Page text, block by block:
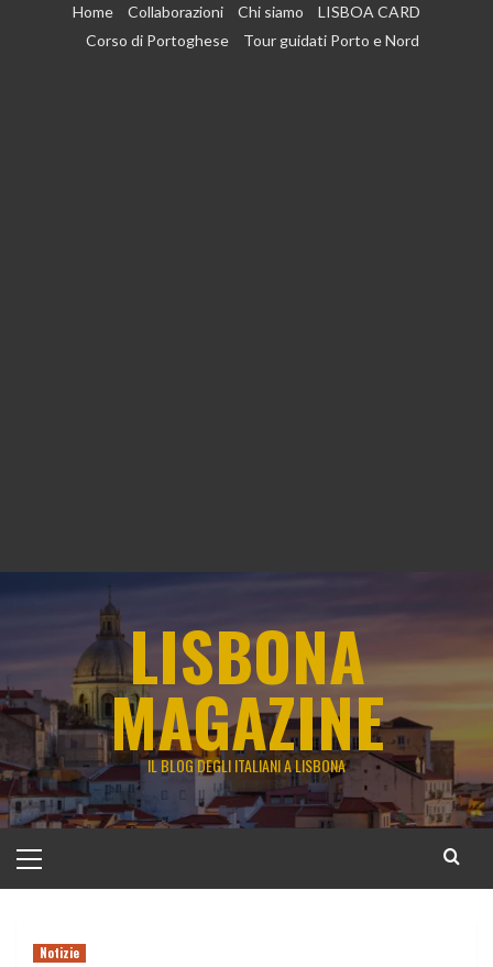
Home Collaborazioni Chi siamo
LISBOA CARD
Corso di Portoghese
Tour guidati Porto e Nord
LISBONA
MAGAZINE
IL BLOG DEGLI ITALIANI A LISBONA
principale
Notizie